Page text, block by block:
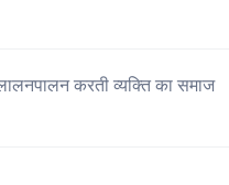
करती व्यक्ति का समाज